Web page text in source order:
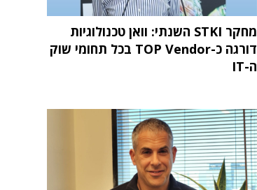
מחקר STKI השנתי: וואן טכנולוגיות
דורגה כ-TOP Vendor בכל תחומי שוק
ה-IT